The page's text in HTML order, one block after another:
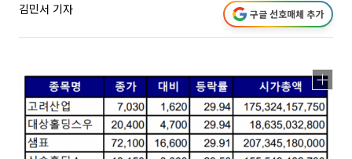
김민서 기자 구글 선호매체 추가